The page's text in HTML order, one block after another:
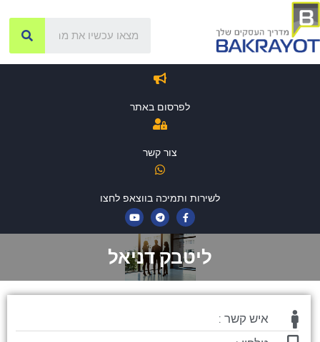
לפרסום באתר
צור קשר
לשירות ותמיכה בווצאפ לחצו
ליטבק דניאל
איש קשר :